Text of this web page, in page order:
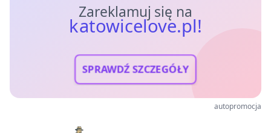
Zareklamuj się na
katowicelove.pl!
SPRAWDŹ SZCZEGÓŁY
autopromocja